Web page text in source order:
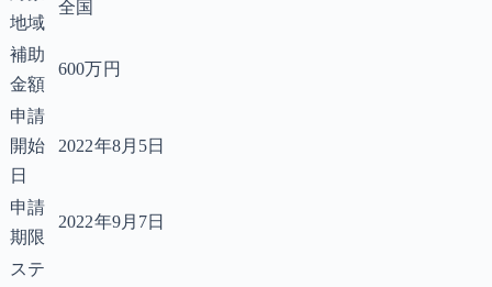
地域
全国
補助
金額
600万円
申請
開始
日
2022年8月5日
申請
期限
2022年9月7日
ステ